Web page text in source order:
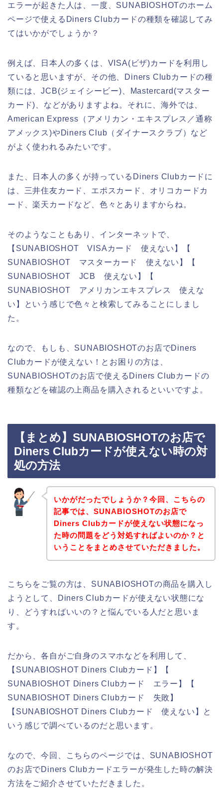
エラーが起きた人は、一度、SUNABIOSHOTのホーム
ページで使えるDiners Clubカードの種類を確認してみ
てはいかがでしょうか？
例えば、日本人の多くは、VISA(ビザ)カードを利用し
ていると思いますが、その他、Diners Clubカードの種
類には、JCB(ジェイシービー)、Mastercard(マスター
カード)、などがありますよね。それに、海外では、
American Express（アメリカン・エキスプレス／通称
アメックス)やDiners Club（ダイナースクラブ）など
がよく使われるみたいです。
また、日本人の多くが持っているDiners Clubカードに
は、三井住友カード、エポスカード、オリコカードカ
ード、楽天カードなど、色々とありますからね。
そのようなこともあり、インターネットで、
【SUNABIOSHOT VISAカード 使えない】【
SUNABIOSHOT マスターカード 使えない】【
SUNABIOSHOT JCB 使えない】【
SUNABIOSHOT アメリカンエキスプレス 使えな
い】という感じで色々と検索してみることにしまし
た。
なので、もしも、SUNABIOSHOTのお店でDiners
Clubカードが使えない！とお困りの方は、
SUNABIOSHOTのお店で使えるDiners Clubカードの
種類などを確認の上商品を購入されるといいですよ。
【まとめ】SUNABIOSHOTのお店で
Diners Clubカードが使えない時の対
処の方法
いかがだったでしょうか？今回、こちらの
記事では、SUNABIOSHOTのお店で
Diners Clubカードが使えない状態になっ
た時の問題をどう対処すればよいのか？と
いうことをまとめさせていただきました。
こちらをご覧の方は、SUNABIOSHOTの商品を購入し
ようとして、Diners Clubカードが使えない状態にな
り、どうすればいいの？と悩んでいる人だと思いま
す。
だから、各自がご自身のスマホなどを利用して、
【SUNABIOSHOT Diners Clubカード】【
SUNABIOSHOT Diners Clubカード エラー】【
SUNABIOSHOT Diners Clubカード 失敗】
【SUNABIOSHOT Diners Clubカード 使えない】と
いう感じで調べているのだと思います。
なので、今回、こちらのページでは、SUNABIOSHOT
のお店でDiners Clubカードエラーが発生した時の解決
方法をご紹介させていただきました。